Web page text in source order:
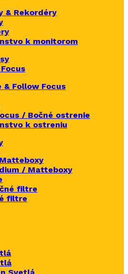
& Rekordéry
k monitorom
& Follow Focus
/ Bočné ostrenie
k ostreniu
/ Matteboxy
filtre
filtre